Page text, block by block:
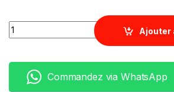
Quantity
Ajouter
Commandez via WhatsApp